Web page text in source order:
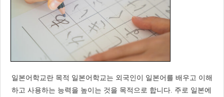
일본어학교란 목적 일본어학교는 외국인이 일본어를 배우고 이해
하고 사용하는 능력을 높이는 것을 목적으로 합니다. 주로 일본에